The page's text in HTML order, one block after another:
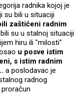
radnika kojoj je
su bili u situaciji
zaštićeni radnim
su u stalnoj situaciji
hiru ili "milosti"
u posve istim
s istim radnim
a poslodavac je
radnog